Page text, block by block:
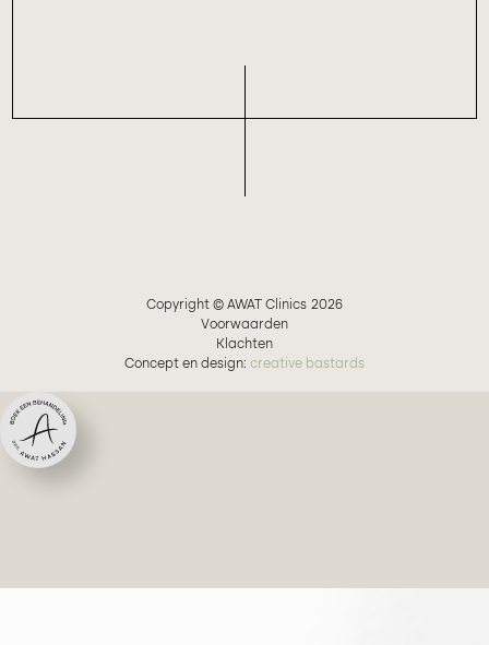
Copyright © AWAT Clinics 2026
Voorwaarden
Klachten
Concept en design: creative bastards